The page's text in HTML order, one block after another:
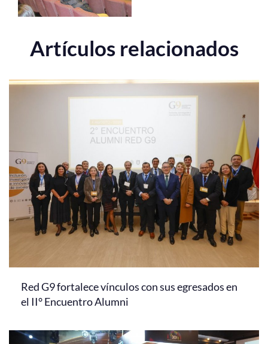
Artículos relacionados
Red G9 fortalece vínculos con sus egresados en
el II° Encuentro Alumni